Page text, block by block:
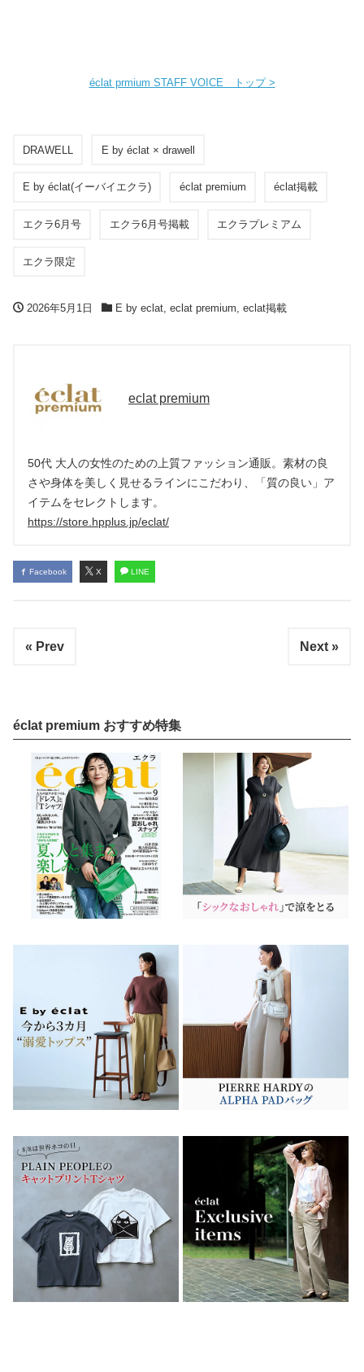
éclat prmium STAFF VOICE トップ >
DRAWELL E by éclat × drawell
E by éclat(イーバイエクラ) éclat premium éclat掲載
エクラ6月号 エクラ6月号掲載 エクラプレミアム
エクラ限定
2026年5月1日 E by eclat, eclat premium, eclat掲載
eclat premium
50代 大人の女性のための上質ファッション通販。素材の良
さや身体を美しく見せるラインにこだわり、「質の良い」ア
イテムをセレクトします。
https://store.hpplus.jp/eclat/
Facebook X LINE
« Prev Next »
éclat premium おすすめ特集